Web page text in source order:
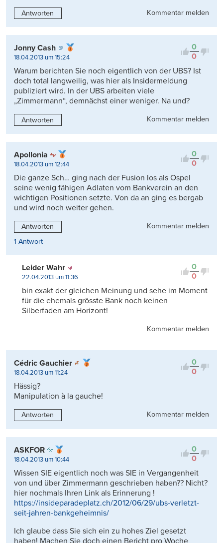
Antworten Kommentar melden
0
0
Jonny Cash
18.04.2013 um 15:24
Warum berichten Sie noch eigentlich von der UBS? Ist
doch total langweilig, was hier als Insidermeldung
publiziert wird. In der UBS arbeiten viele
„Zimmermann“, demnächst einer weniger. Na und?
Antworten Kommentar melden
0
0
Apollonia
18.04.2013 um 12:44
Die ganze Sch… ging nach der Fusion los als Ospel
seine wenig fähigen Adlaten vom Bankverein an den
wichtigen Positionen setzte. Von da an ging es bergab
und wird noch weiter gehen.
Antworten
Kommentar melden
1 Antwort
0
0
Leider Wahr
22.04.2013 um 11:36
bin exakt der gleichen Meinung und sehe im Moment
für die ehemals grösste Bank noch keinen
Silberfaden am Horizont!
Kommentar melden
0
0
Cédric Gauchier
18.04.2013 um 11:24
Hässig?
Manipulation à la gauche!
Antworten Kommentar melden
0
0
ASKFOR
18.04.2013 um 10:44
Wissen SIE eigentlich noch was SIE in Vergangenheit
von und über Zimmermann geschrieben haben?? Nicht?
hier nochmals Ihren Link als Erinnerung !
https://insideparadeplatz.ch/2012/06/29/ubs-verletzt-
seit-jahren-bankgeheimnis/
Ich glaube dass Sie sich ein zu hohes Ziel gesetzt
haben! Machen Sie doch einen Bericht pro Woche